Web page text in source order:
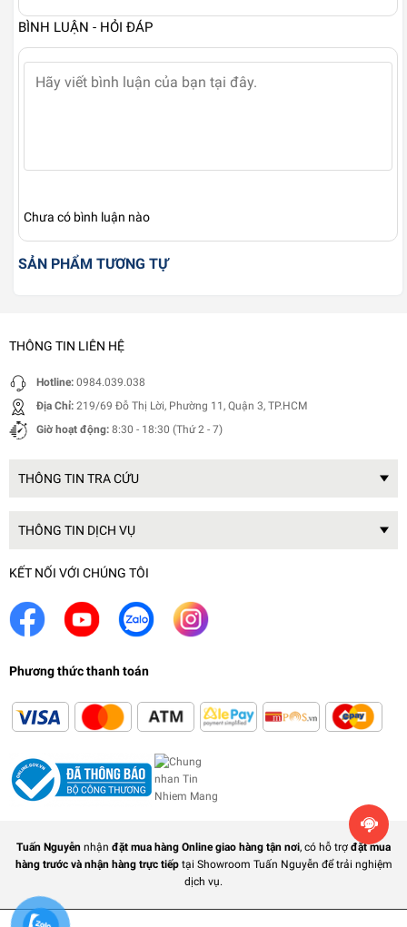
BÌNH LUẬN - HỎI ĐÁP
Chưa có bình luận nào
SẢN PHẨM TƯƠNG TỰ
THÔNG TIN LIÊN HỆ
Hotline: 0984.039.038
Địa Chỉ: 219/69 Đỗ Thị Lời, Phường 11, Quận 3, TP.HCM
Giờ hoạt động: 8:30 - 18:30 (Thứ 2 - 7)
THÔNG TIN TRA CỨU
THÔNG TIN DỊCH VỤ
KẾT NỐI VỚI CHÚNG TÔI
Phương thức thanh toán
Tuấn Nguyễn nhận đặt mua hàng Online giao hàng tận nơi, có hỗ trợ đặt mua
hàng trước và nhận hàng trực tiếptại Showroom Tuấn Nguyễn để trải nghiệm
dịch vụ.